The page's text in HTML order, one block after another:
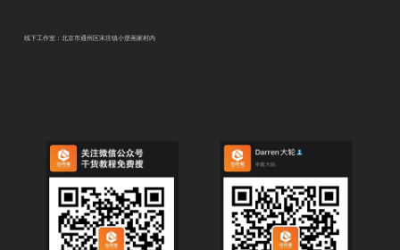
线下工作室：北京市通州区宋庄镇小堡画家村内